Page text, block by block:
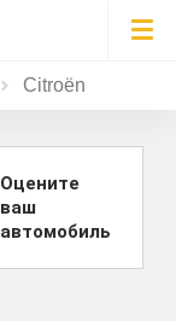
Citroën
Оцените
ваш
автомобиль